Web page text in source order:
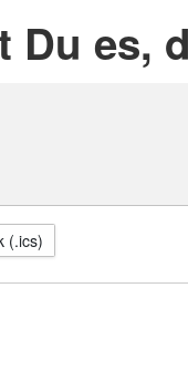
Du es,
(.ics)